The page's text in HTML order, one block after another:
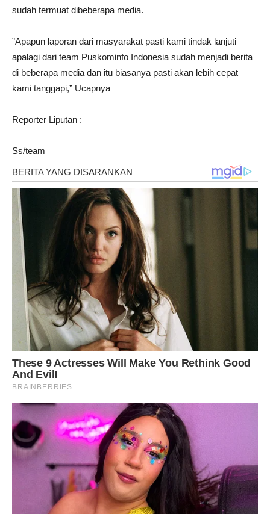
sudah termuat dibeberapa media.
”Apapun laporan dari masyarakat pasti kami tindak lanjuti
apalagi dari team Puskominfo Indonesia sudah menjadi berita
di beberapa media dan itu biasanya pasti akan lebih cepat
kami tanggapi,” Ucapnya
Reporter Liputan :
Ss/team